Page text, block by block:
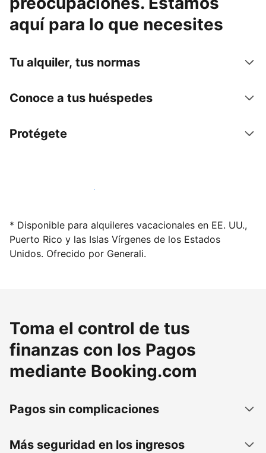
aquí para lo que necesites
Tu alquiler, tus normas
Conoce a tus huéspedes
Protégete
Alquila tu alojamiento hoy mismo
* Disponible para alquileres vacacionales en EE. UU.,
Puerto Rico y las Islas Vírgenes de los Estados
Unidos. Ofrecido por Generali.
Toma el control de tus
finanzas con los Pagos
mediante Booking.com
Pagos sin complicaciones
Más seguridad en los ingresos